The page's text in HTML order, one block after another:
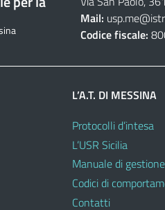
Mail:
Codice fiscale:
L’A.T. DI MESSINA
Protocolli d’intesa
L’USR Sicilia
Manuale di
Codici di
Contatti